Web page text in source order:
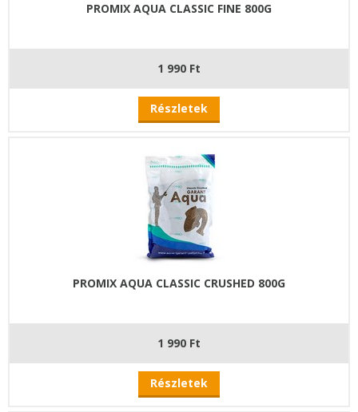
PROMIX AQUA CLASSIC FINE 800G
1 990 Ft
Részletek
PROMIX AQUA CLASSIC CRUSHED 800G
1 990 Ft
Részletek